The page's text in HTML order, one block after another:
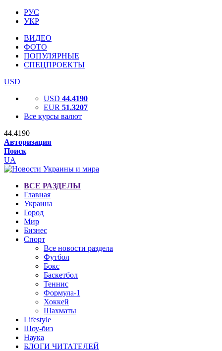
РУС
УКР
ВИДЕО
ФОТО
ПОПУЛЯРНЫЕ
СПЕЦПРОЕКТЫ
USD
USD 44.4190
EUR 51.3207
Все курсы валют
44.4190
Авторизация
Поиск
UA
ВСЕ РАЗДЕЛЫ
Главная
Украина
Город
Мир
Бизнес
Спорт
Все новости раздела
Футбол
Бокс
Баскетбол
Теннис
Формула-1
Хоккей
Шахматы
Lifestyle
Шоу-биз
Наука
БЛОГИ ЧИТАТЕЛЕЙ